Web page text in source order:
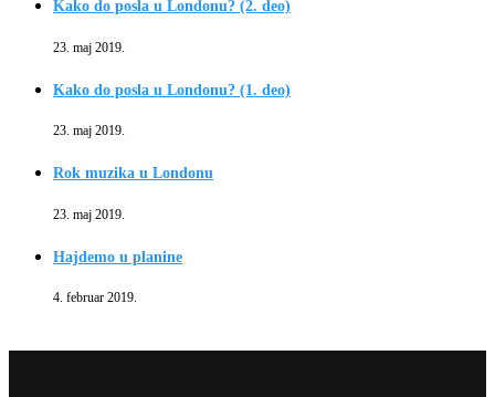
Kako do posla u Londonu? (2. deo)
23. maj 2019.
Kako do posla u Londonu? (1. deo)
23. maj 2019.
Rok muzika u Londonu
23. maj 2019.
Hajdemo u planine
4. februar 2019.